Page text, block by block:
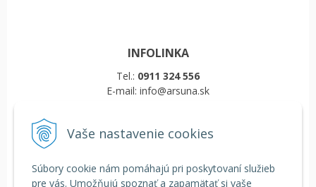
Vaše nastavenie cookies
Súbory cookie nám pomáhajú pri poskytovaní služieb
pre vás. Umožňujú spoznať a zapamätať si vaše
INFOLINKA
Tel.: 0911 324 556
E-mail: info@arsuna.sk
VŠETKO O NÁKUPE
Reklamačný poriadok